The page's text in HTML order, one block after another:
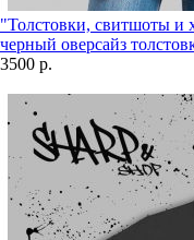
"Толстовки, свитшоты и
черный оверсайз
3500 р.